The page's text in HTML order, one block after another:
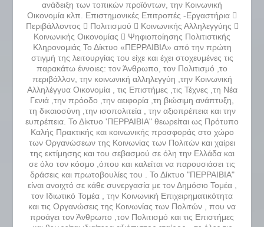
ανάδειξη των τοπικών προϊόντων, την Κοινωνική
Οικονομία κλπ. Επιστημονικές Επιτροπές -Εργαστήρια 
Περιβάλλοντος  Πολιτισμού  Κοινωνικής Αλληλεγγύης 
Κοινωνικής Οικονομίας  Ψηφιοποίησης Πολιτιστικής
Κληρονομιάς Το Δίκτυο «ΠΕΡΡΑΙΒΙΑ» από την πρώτη
στιγμή της λειτουργίας του είχε και έχει στοχευμένες τις
παρακάτω έννοιες: τον Άνθρωπο, τον Πολιτισμό ,το
περιβάλλον, την κοινωνική αλληλεγγύη ,την Κοινωνική
Αλληλέγγυα Οικονομία , τις Επιστήμες ,τις Τέχνες ,τη Νέα
Γενιά ,την πρόοδο ,την αειφορία ,τη βιώσιμη ανάπτυξη,
τη δικαιοσύνη ,την ισοπολιτεία , την αξιοπρέπεια και την
ευπρέπεια. Το Δίκτυο 'ΠΕΡΡΑΙΒΙΑ" θεωρείται ως Πρότυπο
Καλής Πρακτικής και κοινωνικής προσφοράς στο χώρο
των Οργανώσεων της Κοινωνίας των Πολιτών και χαίρει
της εκτίμησης και του σεβασμού σε όλη την Ελλάδα και
σε όλο τον κόσμο ,όπου και καλείται να παρουσιάσει τις
δράσεις και πρωτοβουλίες του . Το Δίκτυο "ΠΕΡΡΑΙΒΙΑ"
είναι ανοιχτό σε κάθε συνεργασία με τον Δημόσιο Τομέα ,
τον Ιδιωτικό Τομέα , την Κοινωνική Επιχειρηματικότητα
και τις Οργανώσεις της Κοινωνίας των Πολιτών , που να
προάγει τον Άνθρωπο ,τον Πολιτισμό και τις Επιστήμες